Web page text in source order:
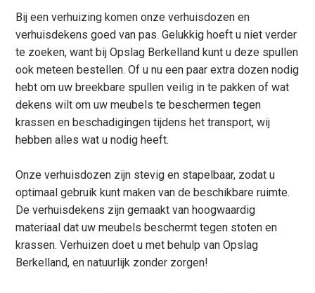
Bij een verhuizing komen onze verhuisdozen en
verhuisdekens goed van pas. Gelukkig hoeft u niet verder
te zoeken, want bij Opslag Berkelland kunt u deze spullen
ook meteen bestellen. Of u nu een paar extra dozen nodig
hebt om uw breekbare spullen veilig in te pakken of wat
dekens wilt om uw meubels te beschermen tegen
krassen en beschadigingen tijdens het transport, wij
hebben alles wat u nodig heeft.
Onze verhuisdozen zijn stevig en stapelbaar, zodat u
optimaal gebruik kunt maken van de beschikbare ruimte.
De verhuisdekens zijn gemaakt van hoogwaardig
materiaal dat uw meubels beschermt tegen stoten en
krassen. Verhuizen doet u met behulp van Opslag
Berkelland, en natuurlijk zonder zorgen!